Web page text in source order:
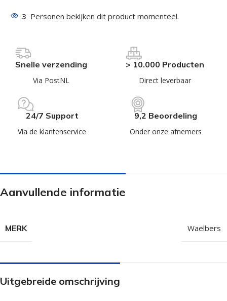
3 Personen bekijken dit product momenteel.
Snelle verzending
Via PostNL
> 10.000 Producten
Direct leverbaar
24/7 Support
Via de klantenservice
9,2 Beoordeling
Onder onze afnemers
Aanvullende informatie
MERK Waelbers
Uitgebreide omschrijving